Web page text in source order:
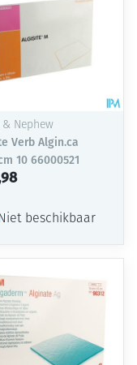
Nephew
Verb Algin.ca
10 66000521
beschikbaar